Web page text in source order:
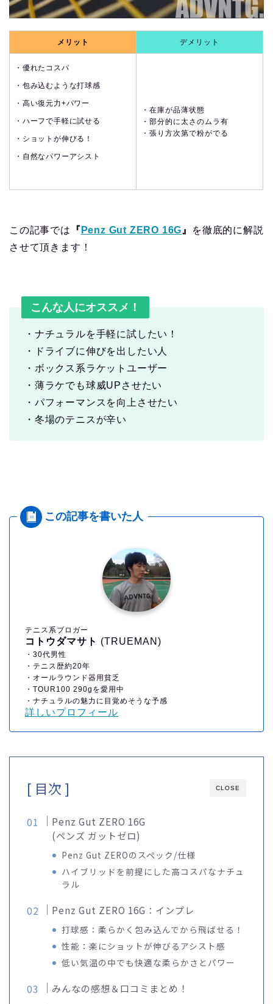
メリット デメリット
・優れたコスパ
・包み込むような打球感
・高い復元力+パワー
・ハーフで手軽に試せる
・ショットが伸びる！
・自然なパワーアシスト
・在庫が品薄状態
・部分的に太さのムラ有
・張り方次第で粉がでる
この記事では 『 Penz Gut ZERO 16G 』
を徹底的に解説
させて頂きます！
こんな人にオススメ！
・ナチュラルを手軽に試したい！
・ドライブに伸びを出したい人
・ボックス系ラケットユーザー
・薄ラケでも球威UPさせたい
・パフォーマンスを向上させたい
・冬場のテニスが辛い
テニス系ブロガー
コトウダマサト (TRUEMAN)
・30代男性
・テニス歴約20年
・オールラウンド器用貧乏
・TOUR100 290gを愛用中
・ナチュラルの魅力に目覚めそうな予感
詳しいプロフィール
CLOSE
[ 目次 ]
Penz Gut ZERO 16G
(ペンズ ガットゼロ)
Penz Gut ZEROのスペック/仕様
ハイブリッドを前提にした高コスパなナチュ
ラル
Penz Gut ZERO 16G：インプレ
打球感：柔らかく包み込んでから飛ばせる！
性能：楽にショットが伸びるアシスト感
低い気温の中でも快適な柔らかさとパワー
みんなの感想＆口コミまとめ！